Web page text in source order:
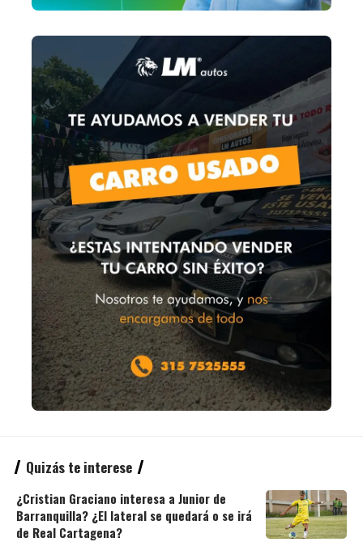
Quizás te interese
¿Cristian Graciano interesa a Junior de
Barranquilla? ¿El lateral se quedará o se irá
de Real Cartagena?